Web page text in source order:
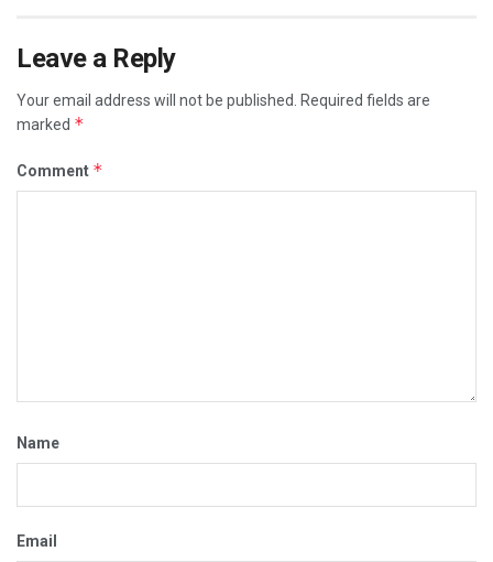
Leave a Reply
Your email address will not be published.
Required fields are
marked *
Comment *
Name
Email